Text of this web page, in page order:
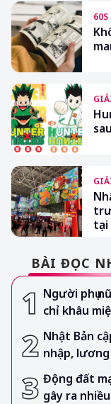
60S
tại
BÀI ĐỌC
Người phụ
chỉ khâu
Nhật Bản
nhập,
Động đất
gây ra